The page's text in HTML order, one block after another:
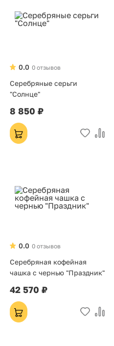
0 отзывов
0.0
Серебряные серьги
"Солнце"
8 850 ₽
0 отзывов
0.0
Серебряная кофейная
чашка с чернью "Праздник"
42 570 ₽